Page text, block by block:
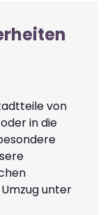
von
in die
unter